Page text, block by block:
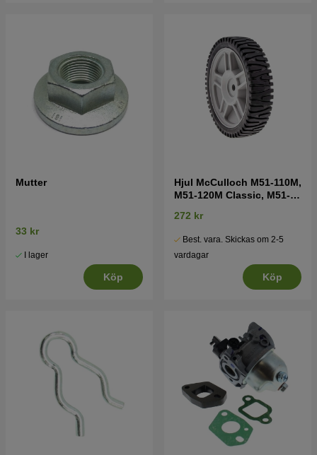
Mutter
33 kr
I lager
Köp
Hjul McCulloch M51-110M,
M51-120M Classic, M51-
272 kr
Best. vara. Skickas om 2-5
vardagar
Köp